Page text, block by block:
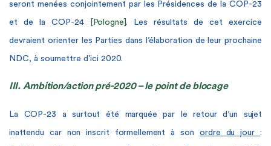
seront menées conjointement par les Présidences de la COP-23
et de la COP-24 [Pologne]. Les résultats de cet exercice
devraient orienter les Parties dans l’élaboration de leur prochaine
NDC, à soumettre d’ici 2020.
III. Ambition/action pré-2020 – le point de blocage
La COP-23 a surtout été marquée par le retour d’un sujet
inattendu car non inscrit formellement à sonordre du jour: